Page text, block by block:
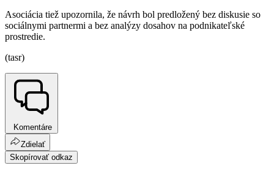
Asociácia tiež upozornila, že návrh bol predložený bez diskusie so
sociálnymi partnermi a bez analýzy dosahov na podnikateľské
prostredie.
(tasr)
Komentáre
Zdielať
Skopírovať odkaz